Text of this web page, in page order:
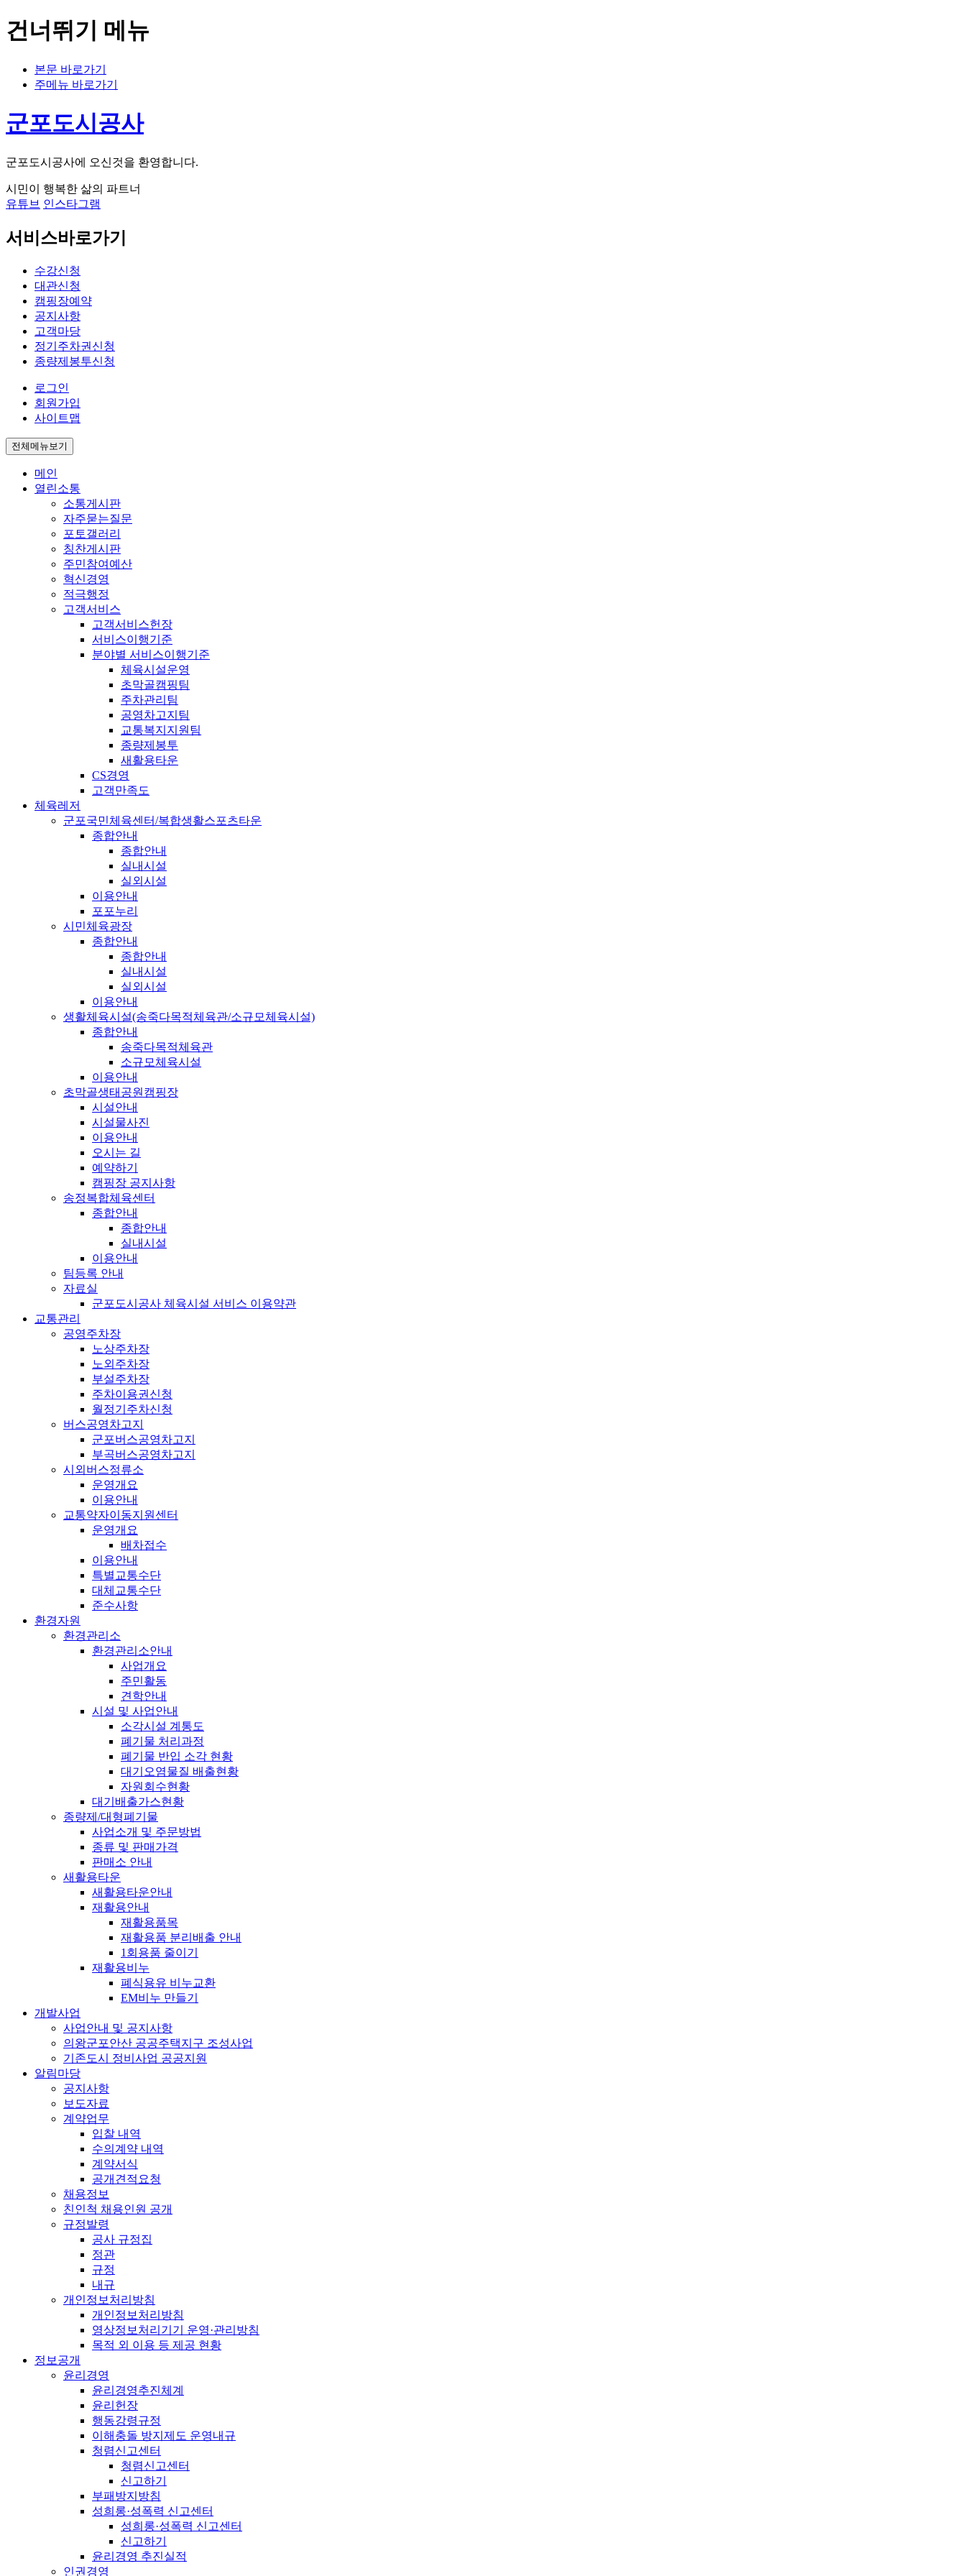
건너뛰기 메뉴
본문 바로가기
주메뉴 바로가기
군포도시공사
군포도시공사에 오신것을 환영합니다.
시민이 행복한 삶의 파트너
유튜브 인스타그램
서비스바로가기
수강신청
대관신청
캠핑장예약
공지사항
고객마당
정기주차권신청
종량제봉투신청
로그인
회원가입
사이트맵
전체메뉴보기
메인
열린소통
소통게시판
자주묻는질문
포토갤러리
칭찬게시판
주민참여예산
혁신경영
적극행정
고객서비스
고객서비스헌장
서비스이행기준
분야별 서비스이행기준
체육시설운영
초막골캠핑팀
주차관리팀
공영차고지팀
교통복지지원팀
종량제봉투
새활용타운
CS경영
고객만족도
체육레저
군포국민체육센터/복합생활스포츠타운
종합안내
종합안내
실내시설
실외시설
이용안내
포포누리
시민체육광장
종합안내
종합안내
실내시설
실외시설
이용안내
생활체육시설(송죽다목적체육관/소규모체육시설)
종합안내
송죽다목적체육관
소규모체육시설
이용안내
초막골생태공원캠핑장
시설안내
시설물사진
이용안내
오시는 길
예약하기
캠핑장 공지사항
송정복합체육센터
종합안내
종합안내
실내시설
이용안내
팀등록 안내
자료실
군포도시공사 체육시설 서비스 이용약관
교통관리
공영주차장
노상주차장
노외주차장
부설주차장
주차이용권신청
월정기주차신청
버스공영차고지
군포버스공영차고지
부곡버스공영차고지
시외버스정류소
운영개요
이용안내
교통약자이동지원센터
운영개요
배차접수
이용안내
특별교통수단
대체교통수단
준수사항
환경자원
환경관리소
환경관리소안내
사업개요
주민활동
견학안내
시설 및 사업안내
소각시설 계통도
폐기물 처리과정
폐기물 반입 소각 현황
대기오염물질 배출현황
자원회수현황
대기배출가스현황
종량제/대형폐기물
사업소개 및 주문방법
종류 및 판매가격
판매소 안내
새활용타운
새활용타운안내
재활용안내
재활용품목
재활용품 분리배출 안내
1회용품 줄이기
재활용비누
폐식용유 비누교환
EM비누 만들기
개발사업
사업안내 및 공지사항
의왕군포안산 공공주택지구 조성사업
기존도시 정비사업 공공지원
알림마당
공지사항
보도자료
계약업무
입찰 내역
수의계약 내역
계약서식
공개견적요청
채용정보
친인척 채용인원 공개
규정발령
공사 규정집
정관
규정
내규
개인정보처리방침
개인정보처리방침
영상정보처리기기 운영·관리방침
목적 외 이용 등 제공 현황
정보공개
윤리경영
윤리경영추진체계
윤리헌장
행동강령규정
이해충돌 방지제도 운영내규
청렴신고센터
청렴신고센터
신고하기
부패방지방침
성희롱·성폭력 신고센터
성희롱·성폭력 신고센터
신고하기
윤리경영 추진실적
인권경영